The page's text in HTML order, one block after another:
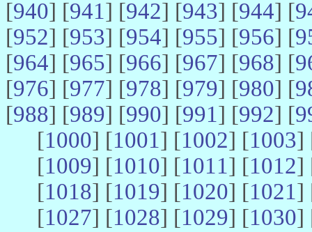
[940] [941] [942] [943] [944] [
[952] [953] [954] [955] [956] [
[964] [965] [966] [967] [968] [
[976] [977] [978] [979] [980] [
[988] [989] [990] [991] [992] [
[1000] [1001] [1002] [1003]
[1009] [1010] [1011] [1012]
[1018] [1019] [1020] [1021]
[1027] [1028] [1029] [1030]